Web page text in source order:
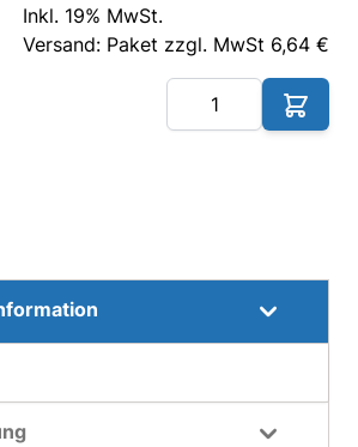
Inkl. 19% MwSt.
Versand: Paket zzgl. MwSt 6,64 €